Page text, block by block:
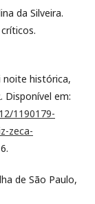
da Silveira.
noite histórica,
Disponível em:
1190179-
zeca-
de São Paulo,